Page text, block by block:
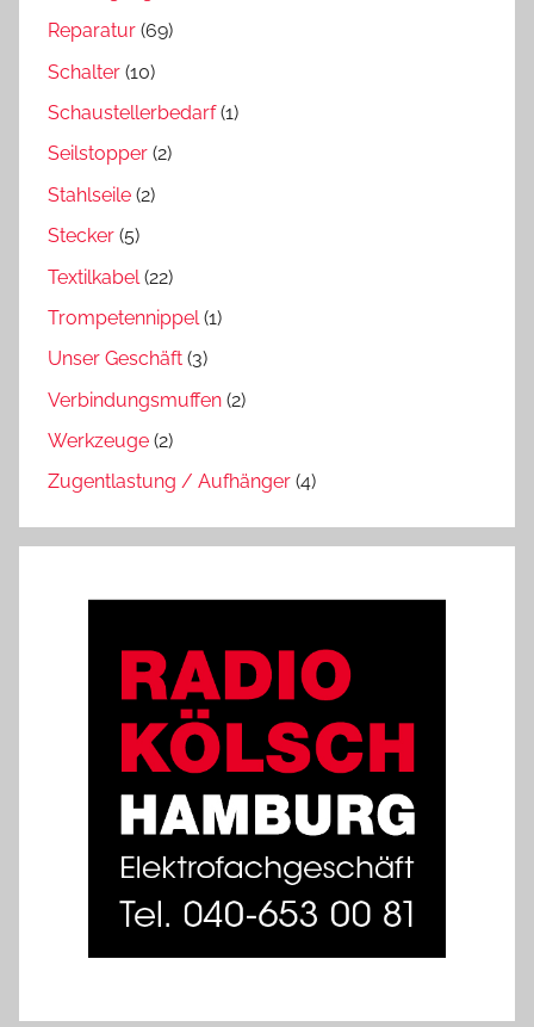
Reparatur (69)
Schalter (10)
Schaustellerbedarf(1)
Seilstopper (2)
Stahlseile (2)
Stecker (5)
Textilkabel (22)
Trompetennippel(1)
Unser Geschäft (3)
Verbindungsmuffen (2)
Werkzeuge (2)
Zugentlastung / Aufhänger (4)